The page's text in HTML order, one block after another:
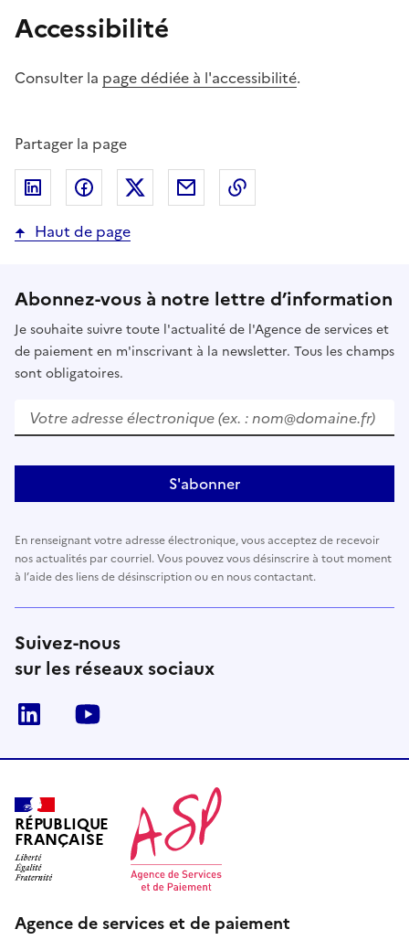
Accessibilité
Consulter la page dédiée à l'accessibilité.
Partager la page
Partager sur LinkedIn
Partager sur Facebook
Partager sur Twitter
Partager par email
Haut de page
Abonnez-vous à notre lettre d’information
Je souhaite suivre toute l'actualité de l'Agence de services et
de paiement en m'inscrivant à la newsletter. Tous les champs
sont obligatoires.
Votre adresse électronique (ex. : nom@domaine.fr)
S'abonner
En renseignant votre adresse électronique, vous acceptez de recevoir
nos actualités par courriel. Vous pouvez vous désinscrire à tout moment
à l’aide des liens de désinscription ou en nous contactant.
Suivez-nous
sur les réseaux sociaux
LinkedIn
RÉPUBLIQUE
FRANÇAISE
Agence de services et de paiement